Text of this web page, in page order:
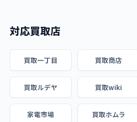
対応買取店
買取一丁目 買取商店
買取ルデヤ 買取wiki
家電市場 買取ホムラ